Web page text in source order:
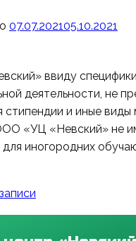
07.07.202105.10.2021
ввиду специфики
деятельности, не
и иные виды
«УЦ «Невский» не
иногородних